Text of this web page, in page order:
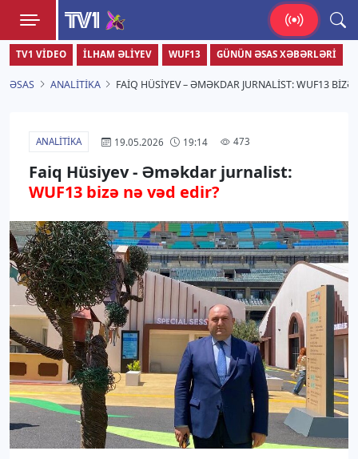
TV1
Zamanı bizimlə yaşa!
TV1 VIDEO İLHAM ƏLIYEV WUF13 GÜNÜN ƏSAS XƏBƏRLƏRI
ƏSAS ANALITIKA FAIQ HÜSIYEV – ƏMƏKDAR JURNALIST: WUF13
ANALITIKA 19.05.2026 19:14 473
Faiq Hüsiyev - Əməkdar jurnalist:
WUF13 bizə nə vəd edir?